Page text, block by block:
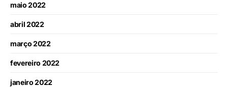
maio 2022
abril 2022
março 2022
fevereiro 2022
janeiro 2022